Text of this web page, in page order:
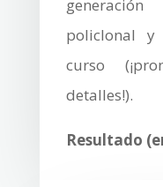
policlonal y
curso
detalles!).
Resultado